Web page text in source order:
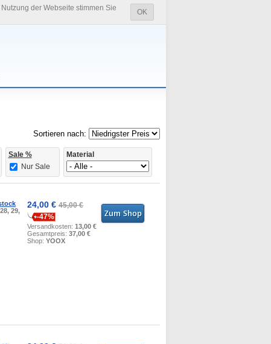
OK
der Webseite stimmen Sie
Sortieren nach:
Sale %
Nur Sale
Material
29,
24,00 €45,00 €
-47%
Versandkosten:13,00 €
Gesamtpreis:37,00 €
Shop:YOOX